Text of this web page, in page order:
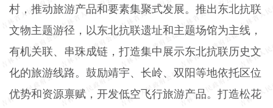
村，推动旅游产品和要素集聚式发展。推出东北抗联
文物主题游径，以东北抗联遗址和主题场馆为主线，
有机关联、串珠成链，打造集中展示东北抗联历史文
化的旅游线路。鼓励靖宇、长岭、双阳等地依托区位
优势和资源禀赋，开发低空飞行旅游产品。打造松花